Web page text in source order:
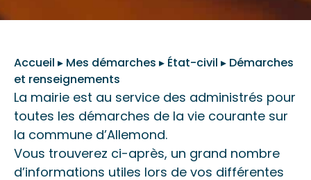
Accueil ▸ Mes démarches ▸ État-civil ▸ Démarches
et renseignements
La mairie est au service des administrés pour
toutes les démarches de la vie courante sur
la commune d’Allemond.
Vous trouverez ci-après, un grand nombre
d’informations utiles lors de vos différentes